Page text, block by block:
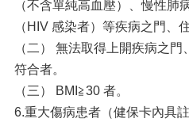
（不含單純高血壓）、慢性肺
（HIV 感染者）等疾病之門、
（二） 無法取得上開疾病之
符合者。
（三） BMI≧30 者。
6.重大傷病患者（健保卡內具